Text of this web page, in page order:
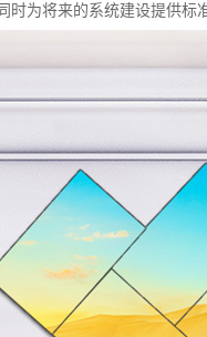
时为将来的系统建设提供标